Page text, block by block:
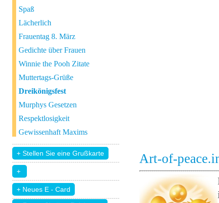
Spaß
Lächerlich
Frauentag 8. März
Gedichte über Frauen
Winnie the Pooh Zitate
Muttertags-Grüße
Dreikönigsfest
Murphys Gesetzen
Respektlosigkeit
Gewissenhaft Maxims
Art-of-